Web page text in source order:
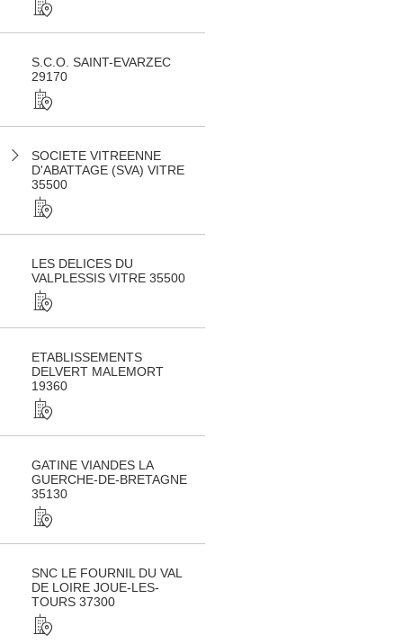
S.C.O. SAINT-EVARZEC
29170
SOCIETE VITREENNE
D'ABATTAGE (SVA) VITRE
35500
LES DELICES DU
VALPLESSIS VITRE 35500
ETABLISSEMENTS
DELVERT MALEMORT
19360
GATINE VIANDES LA
GUERCHE-DE-BRETAGNE
35130
SNC LE FOURNIL DU VAL
DE LOIRE JOUE-LES-
TOURS 37300